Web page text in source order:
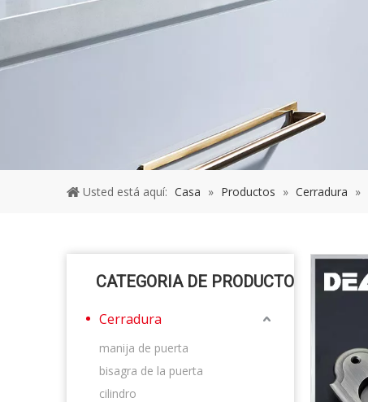
Usted está aquí: Casa » Productos » Cerradura »
CATEGORIA DE PRODUCTO
Cerradura
manija de puerta
bisagra de la puerta
cilindro